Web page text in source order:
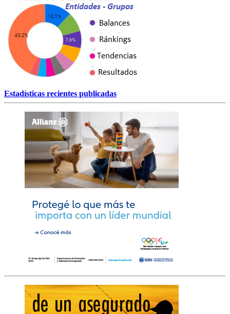
Estadísticas recientes publicadas